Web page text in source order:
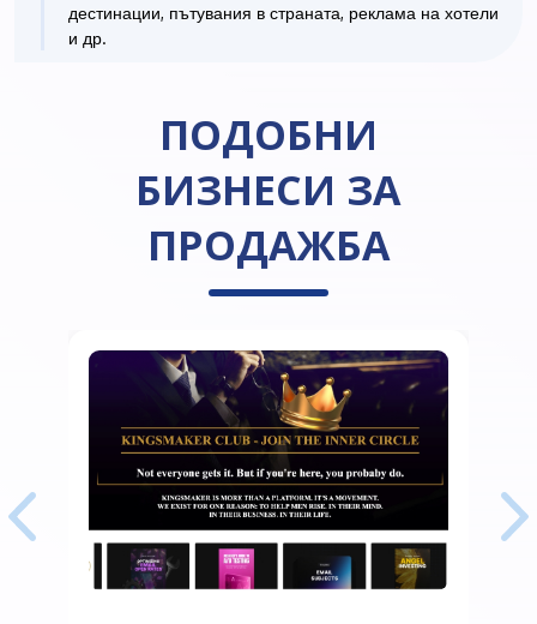
дестинации, пътувания в страната, реклама на хотели
и др.
ПОДОБНИ
БИЗНЕСИ ЗА
ПРОДАЖБА